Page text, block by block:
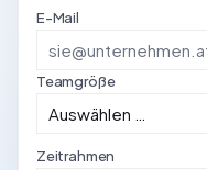
E-Mail
Teamgröße
Zeitrahmen